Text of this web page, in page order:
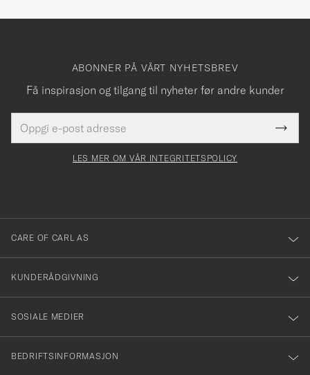
ABONNER PÅ VÅRT NYHETSBREV
Få inspirasjon og tilgang til nyheter før andre kunder
postadresse
felt
Tack
för
dig
till
vårt
nyhetsbrev!
LES MER OM VÅR INTEGRITETSPOLICY
CARE OF CARL AS
KUNDERÅDGIVNING
SOSIALE MEDIER
BEDRIFTSINFORMASJON